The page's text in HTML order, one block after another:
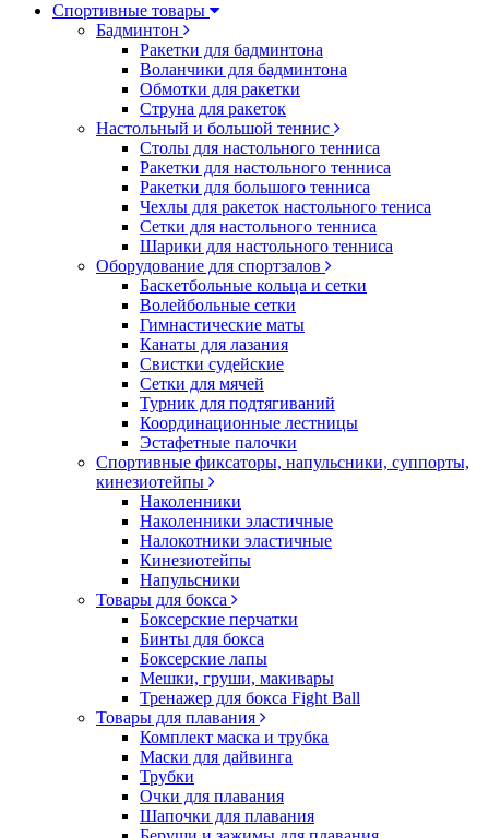
Спортивные товары
Бадминтон
Ракетки для бадминтона
Воланчики для бадминтона
Обмотки для ракетки
Струна для ракеток
Настольный и большой теннис
Столы для настольного тенниса
Ракетки для настольного тенниса
Ракетки для большого тенниса
Чехлы для ракеток настольного тениса
Сетки для настольного тенниса
Шарики для настольного тенниса
Оборудование для спортзалов
Баскетбольные кольца и сетки
Волейбольные сетки
Гимнастические маты
Канаты для лазания
Свистки судейские
Сетки для мячей
Турник для подтягиваний
Координационные лестницы
Эстафетные палочки
Спортивные фиксаторы, напульсники, суппорты,
кинезиотейпы
Наколенники
Наколенники эластичные
Налокотники эластичные
Кинезиотейпы
Напульсники
Товары для бокса
Боксерские перчатки
Бинты для бокса
Боксерские лапы
Мешки, груши, макивары
Тренажер для бокса Fight Ball
Товары для плавания
Комплект маска и трубка
Маски для дайвинга
Трубки
Очки для плавания
Шапочки для плавания